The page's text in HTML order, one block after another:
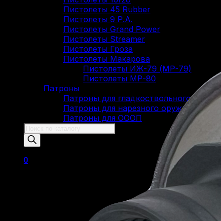
Пистолеты 45 Rubber
Пистолеты 9 Р.А.
Пистолеты Grand Power
Пистолеты Streamer
Пистолеты Гроза
Пистолеты Макарова
Пистолеты ИЖ-79 (МР-79)
Пистолеты МР-80
Патроны
Патроны для гладкоствольного
Патроны для нарезного оружия
Патроны для ОООП
Поиск
товаров
0
Корзина пуста.